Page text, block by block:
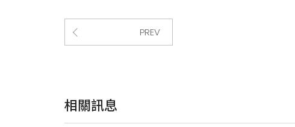
PREV
相關訊息